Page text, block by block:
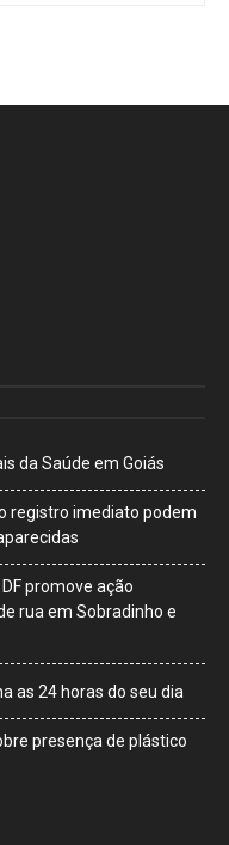
da Saúde em Goiás
registro imediato podem
promove ação
rua em Sobradinho e
as 24 horas do seu dia
presença de plástico